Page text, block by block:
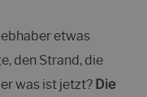
etwas
den Strand, die
was ist jetzt? Die